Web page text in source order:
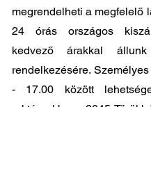
megrendelheti a megfelelő
24 órás országos
kedvező árakkal állunk
rendelkezésére.
- 17.00 között
raktárunkban: 2045-